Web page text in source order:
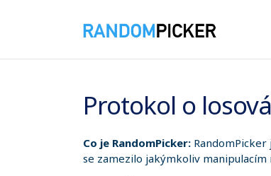
Protokol o
Co je RandomPicker:
se zamezilo jakýmkoliv